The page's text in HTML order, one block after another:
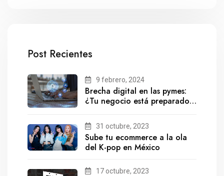
Post Recientes
9 febrero, 2024
Brecha digital en las pymes:
¿Tu negocio está preparado
31 octubre, 2023
Sube tu ecommerce a la ola
del K-pop en México
17 octubre, 2023